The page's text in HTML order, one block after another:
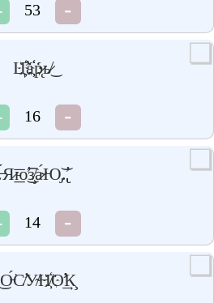
53
Ц͏҉̛а҉҉р̷̨ь̸̷͜
16
14